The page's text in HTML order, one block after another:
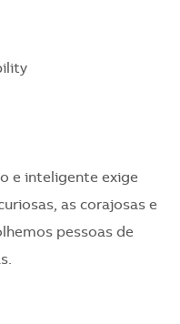
e inteligente exige
as corajosas e
pessoas de